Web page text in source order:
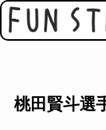
桃田賢斗選